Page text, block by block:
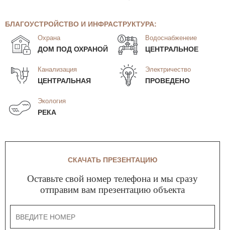
БЛАГОУСТРОЙСТВО И ИНФРАСТРУКТУРА:
Охрана
ДОМ ПОД ОХРАНОЙ
Водоснабженеие
ЦЕНТРАЛЬНОЕ
Канализация
ЦЕНТРАЛЬНАЯ
Электричество
ПРОВЕДЕНО
Экология
РЕКА
СКАЧАТЬ ПРЕЗЕНТАЦИЮ
Оставьте свой номер телефона и мы сразу
отправим вам презентацию объекта